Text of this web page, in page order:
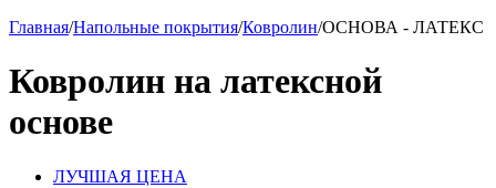
Главная/Напольные покрытия/Ковролин/ОСНОВА - ЛАТЕКС
Ковролин на латексной
основе
ЛУЧШАЯ ЦЕНА